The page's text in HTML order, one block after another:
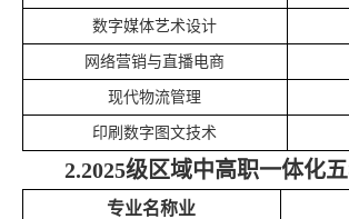
数字媒体艺术设计
网络营销与直播电商
现代物流管理
印刷数字图文技术
2.2025级区域中高职一体化
专业名称业